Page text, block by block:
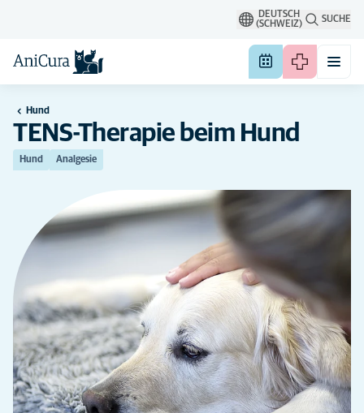
DEUTSCH
(SCHWEIZ)
SUCHE
Hund
TENS-Therapie beim Hund
Hund Analgesie